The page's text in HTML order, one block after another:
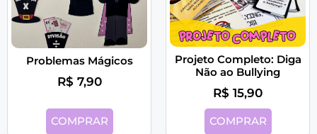
Problemas Mágicos
R$ 7,90
COMPRAR
Projeto Completo: Diga
Não ao Bullying
R$ 15,90
COMPRAR